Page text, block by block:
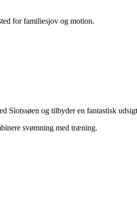
for familiesjov og motion.
Slotssøen og tilbyder en fantastisk
svømning med træning.